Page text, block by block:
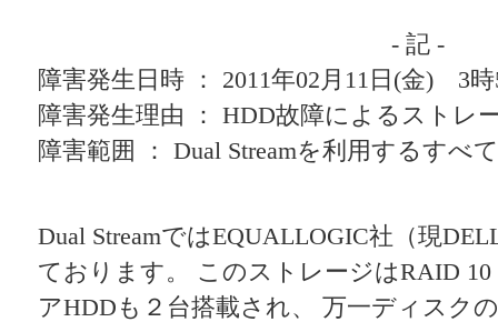
- 記 -
障害発生日時 ： 2011年02月11日(金) 3
障害発生理由 ： HDD故障によるストレ
障害範囲 ： Dual Streamを利用するすべ
Dual StreamではEQUALLOGIC社（現
ております。 このストレージはRAID
アHDDも２台搭載され、 万一ディスク